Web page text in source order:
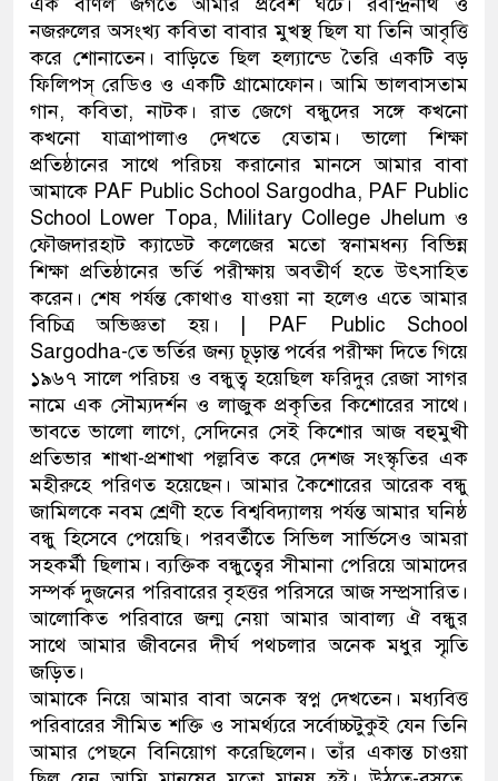
নজরুলের অসংখ্য কবিতা বাবার মুখস্থ ছিল যা তিনি আবৃত্তি
করে শোনাতেন। বাড়িতে ছিল হল্যান্ডে তৈরি একটি বড়
ফিলিপস্ রেডিও ও একটি গ্রামোফোন। আমি ভালবাসতাম
গান, কবিতা, নাটক। রাত জেগে বন্ধুদের সঙ্গে কখনো
কখনো যাত্রাপালাও দেখতে যেতাম। ভালো শিক্ষা
প্রতিষ্ঠানের সাথে পরিচয় করানোর মানসে আমার বাবা
আমাকে PAF Public School Sargodha, PAF Public
School Lower Topa, Military College Jhelum ও
ফৌজদারহাট ক্যাডেট কলেজের মতো স্বনামধন্য বিভিন্ন
শিক্ষা প্রতিষ্ঠানের ভর্তি পরীক্ষায় অবতীর্ণ হতে উৎসাহিত
করেন। শেষ পর্যন্ত কোথাও যাওয়া না হলেও এতে আমার
বিচিত্র অভিজ্ঞতা হয়। | PAF Public School
Sargodha-তে ভর্তির জন্য চূড়ান্ত পর্বের পরীক্ষা দিতে গিয়ে
১৯৬৭ সালে পরিচয় ও বন্ধুত্ব হয়েছিল ফরিদুর রেজা সাগর
নামে এক সৌম্যদর্শন ও লাজুক প্রকৃতির কিশোরের সাথে।
ভাবতে ভালো লাগে, সেদিনের সেই কিশোর আজ বহুমুখী
প্রতিভার শাখা-প্রশাখা পল্লবিত করে দেশজ সংস্কৃতির এক
মহীরুহে পরিণত হয়েছেন। আমার কৈশোরের আরেক বন্ধু
জামিলকে নবম শ্রেণী হতে বিশ্ববিদ্যালয় পর্যন্ত আমার ঘনিষ্ঠ
বন্ধু হিসেবে পেয়েছি। পরবর্তীতে সিভিল সার্ভিসেও আমরা
সহকর্মী ছিলাম। ব্যক্তিক বন্ধুত্বের সীমানা পেরিয়ে আমাদের
সম্পর্ক দুজনের পরিবারের বৃহত্তর পরিসরে আজ সম্প্রসারিত।
আলোকিত পরিবারে জন্ম নেয়া আমার আবাল্য ঐ বন্ধুর
সাথে আমার জীবনের দীর্ঘ পথচলার অনেক মধুর স্মৃতি
জড়িত।
আমাকে নিয়ে আমার বাবা অনেক স্বপ্ন দেখতেন। মধ্যবিত্ত
পরিবারের সীমিত শক্তি ও সামর্থ্যরে সর্বোচ্চটুকুই যেন তিনি
আমার পেছনে বিনিয়োগ করেছিলেন। তাঁর একান্ত চাওয়া